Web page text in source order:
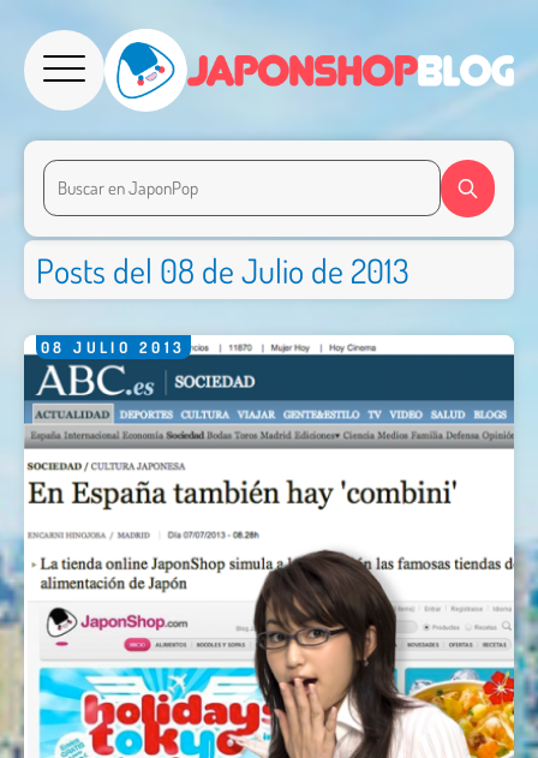
Posts del 08 de Julio de 2013
08 JULIO 2013